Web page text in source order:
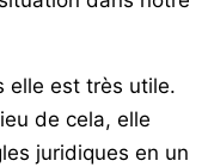
elle est très utile.
de cela, elle
juridiques en un